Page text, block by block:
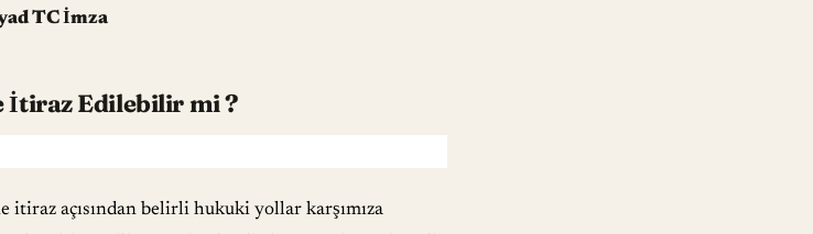
TC İmza
İtiraz Edilebilir mi ?
açısından belirli hukuki yollar karşımıza